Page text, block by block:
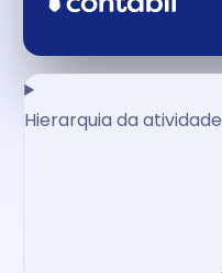
Hierarquia da atividade